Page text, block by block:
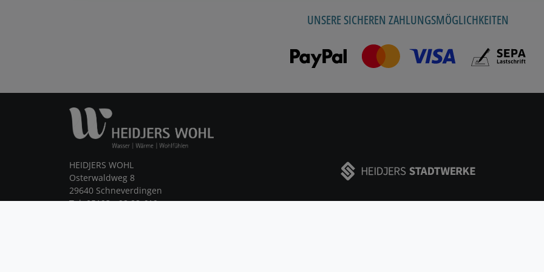
UNSERE SICHEREN ZAHLUNGSMÖGLICHKEITEN
HEIDJERS WOHL
Osterwaldweg 8
29640 Schneverdingen
Tel. 05193 - 98 88-610